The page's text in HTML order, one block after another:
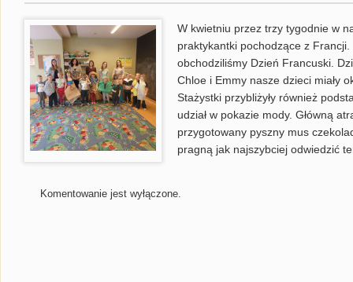
W kwietniu przez trzy tygodnie w
praktykantki pochodzące z
obchodziliśmy Dzień Francuski.
Chloe i Emmy nasze dzieci miały
Stażystki przybliżyły również
udział w pokazie mody. Główną
przygotowany pyszny mus
pragną jak najszybciej odwiedzić
Komentowanie jest wyłączone.